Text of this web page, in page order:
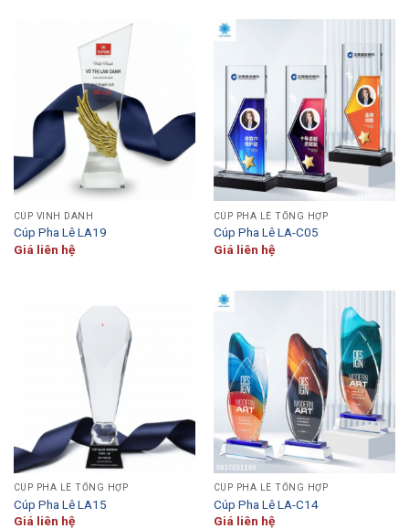
CÚP VINH DANH
Cúp Pha Lê LA19
Giá liên hệ
CÚP PHA LÊ TỔNG HỢP
Cúp Pha Lê LA-C05
Giá liên hệ
CÚP PHA LÊ TỔNG HỢP
Cúp Pha Lê LA15
Giá liên hệ
CÚP PHA LÊ TỔNG HỢP
Cúp Pha Lê LA-C14
Giá liên hệ